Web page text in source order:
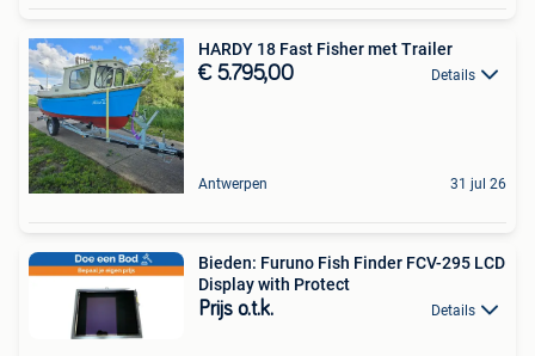
HARDY 18 Fast Fisher met Trailer
€ 5.795,00 Details
Antwerpen 31 jul 26
Bieden: Furuno Fish Finder FCV-295 LCD
Display with Protect
Prijs o.t.k. Details